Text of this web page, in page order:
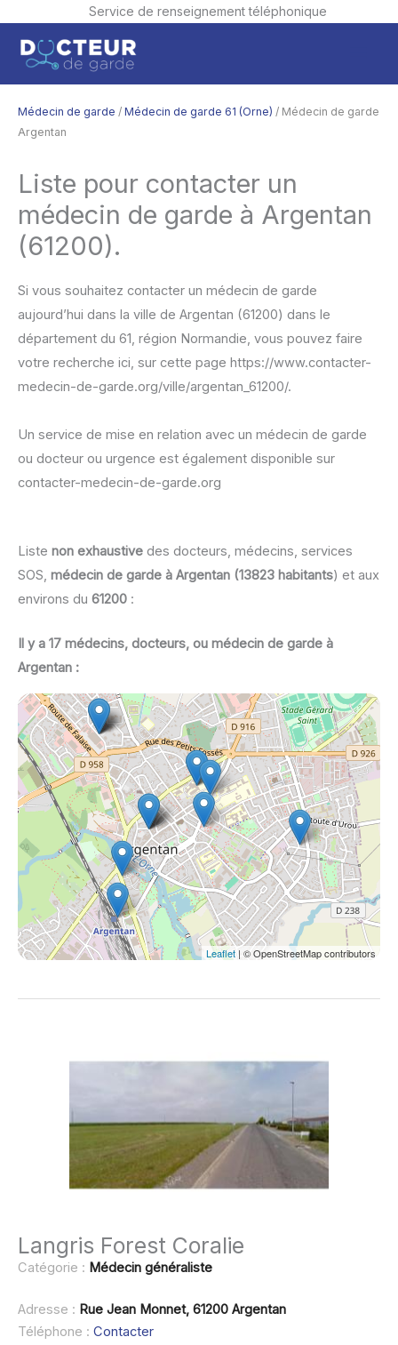
Service de renseignement téléphonique
contenu
Médecin de garde / Médecin de garde 61 (Orne) / Médecin de garde
Argentan
Liste pour contacter un
médecin de garde à Argentan
(61200).
Si vous souhaitez contacter un médecin de garde
aujourd’hui dans la ville de Argentan (61200) dans le
département du 61, région Normandie, vous pouvez faire
votre recherche ici, sur cette page https://www.contacter-
medecin-de-garde.org/ville/argentan_61200/.
Un service de mise en relation avec un médecin de garde
ou docteur ou urgence est également disponible sur
contacter-medecin-de-garde.org
Liste non exhaustive des docteurs, médecins, services
SOS, médecin de garde à Argentan (13823 habitants) et aux
environs du 61200 :
Il y a 17 médecins, docteurs, ou médecin de garde à
Argentan :
Leaflet | © OpenStreetMap contributors
Langris Forest Coralie
Catégorie : Médecin généraliste
Adresse : Rue Jean Monnet, 61200 Argentan
Téléphone : Contacter